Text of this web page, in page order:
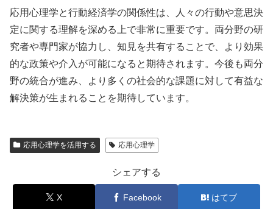
応用心理学と行動経済学の関係性は、人々の行動や意思決
定に関する理解を深める上で非常に重要です。両分野の研
究者や専門家が協力し、知見を共有することで、より効果
的な政策や介入が可能になると期待されます。今後も両分
野の統合が進み、より多くの社会的な課題に対して有益な
解決策が生まれることを期待しています。
応用心理学を活用する 応用心理学
シェアする
X Facebook はてブ